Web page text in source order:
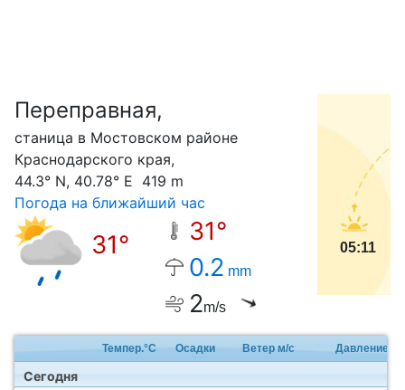
Переправная,
станица в Мостовском районе
Краснодарского края,
44.3° N, 40.78° E 419 m
Погода на ближайший час
31°
31°
0.2 mm
2m/s
05:11
Темпер.°C Осадки Ветер м/с Давление
Сегодня